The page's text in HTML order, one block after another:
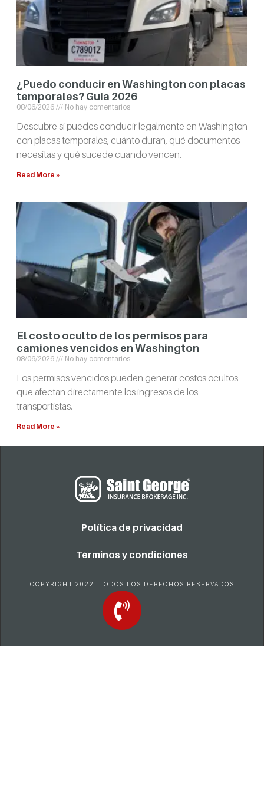
¿Puedo conducir en Washington con placas
temporales? Guía 2026
08/06/2026 No hay comentarios
Descubre si puedes conducir legalmente en Washington
con placas temporales, cuánto duran, qué documentos
necesitas y qué sucede cuando vencen.
Read More »
El costo oculto de los permisos para
camiones vencidos en Washington
08/06/2026 No hay comentarios
Los permisos vencidos pueden generar costos ocultos
que afectan directamente los ingresos de los
transportistas.
Read More »
Política de privacidad
Términos y condiciones
COPYRIGHT 2022. TODOS LOS DERECHOS RESERVADOS